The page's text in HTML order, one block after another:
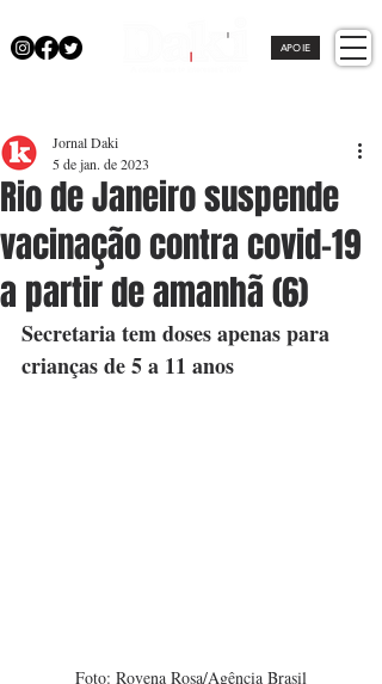
APOIE
Rio de Janeiro suspende
vacinação contra covid-19
a partir de amanhã (6)
Jornal Daki
5 de jan. de 2023
Secretaria tem doses apenas para
crianças de 5 a 11 anos
Foto: Rovena Rosa/Agência Brasil